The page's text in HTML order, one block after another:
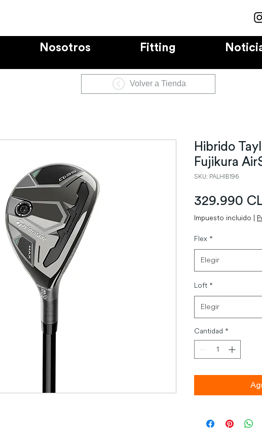
Nosotros Fitting
Hibrido
Fujikura
SKU: PALHIB196
329.990
Impuesto incluido |
Flex *
Elegir
Loft *
Elegir
Cantidad *
Volver a Tienda